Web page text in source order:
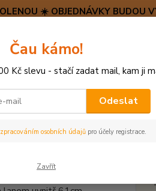
☀️ OBJEDNÁVKY BUDOU
Hledat
Čau kámo!
Kč slevu - stačí zadat mail, kam ji
Odeslat
zpracováním osobních údajů pro účely registrace.
Zavřít